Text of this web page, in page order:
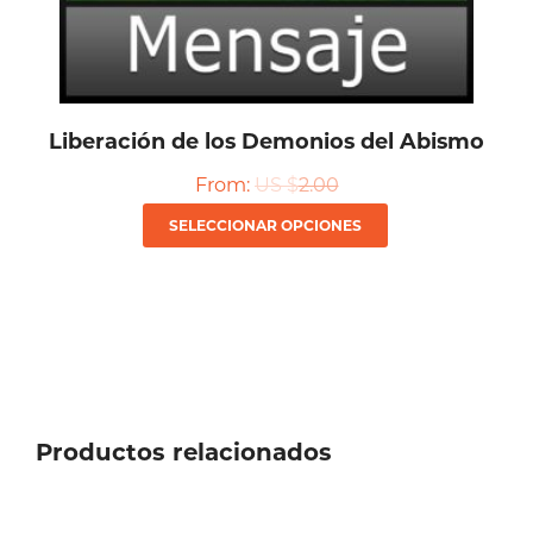
página
de
producto
Liberación de los Demonios del Abismo
From: US $2.00
SELECCIONAR OPCIONES
Productos relacionados